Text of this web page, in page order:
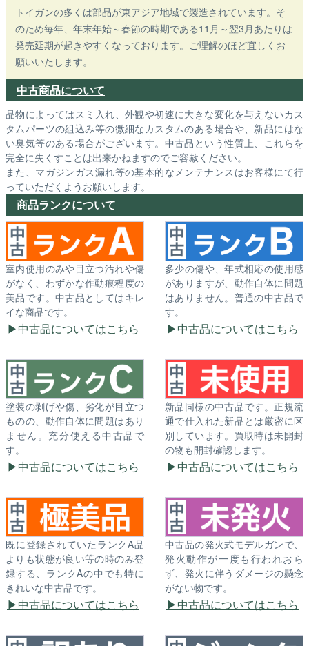
トイガンの多くは部品が東アジア地域で製造されています。そ
のため毎年、年末年始～春節の時期である11月～翌3月あたりは
発売延期が起きやすくなっております。ご理解のほど宜しくお
願いいたします。
中古商品について
品物によってはスミ入れ、外観や初速に大きな変化を与えないカス
タムパーツの組込み等の微細なカスタムのある場合や、新品にはな
い臭気等のある場合がございます。中古品という性質上、これらを
完全に失くすことは出来かねますのでご容赦ください。
また、マガジンガス漏れ等の基本的なメンテナンスはお客様にて行
っていただくようお願いします。
商品ランクについて
室内使用のみや目立つ汚れや傷
がなく、わずかな作動痕程度の
美品です。中古品としてはキレ
イな商品です。
中古品についてはこちら
多少の傷や、年式相応の使用感
がありますが、動作自体に問題
はありません。普通の中古品で
す。
中古品についてはこちら
塗装の剥げや傷、劣化が目立つ
ものの、動作自体に問題はあり
ません。充分使える中古品で
す。
中古品についてはこちら
新品同様の中古品です。正規流
通で仕入れた新品とは厳密に区
別しています。買取時は未開封
の物も開封確認します。
中古品についてはこちら
既に登録されていたランクA品
よりも状態が良い等の時のみ登
録する、ランクAの中でも特に
きれいな中古品です。
中古品についてはこちら
中古品の発火式モデルガンで、
発火動作が一度も行われおら
ず、発火に伴うダメージの懸念
がない物です。
中古品についてはこちら